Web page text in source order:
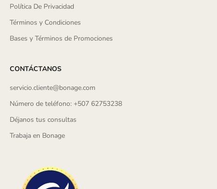
Política De Privacidad
Términos y Condiciones
Bases y Términos de Promociones
CONTÁCTANOS
servicio.cliente@bonage.com
Número de teléfono: +507 62753238
Déjanos tus consultas
Trabaja en Bonage